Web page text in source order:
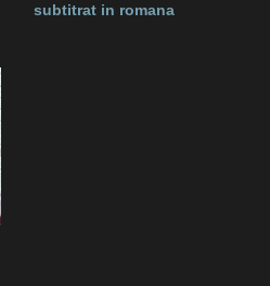
subtitrat in romana